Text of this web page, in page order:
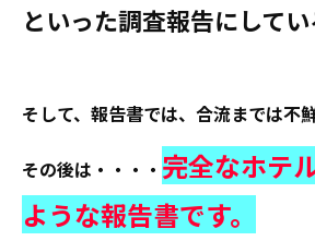
といった調査報告にしてい
そして、報告書では、合流までは不
その後は・・・・ 完全なホテ
ような報告書です。